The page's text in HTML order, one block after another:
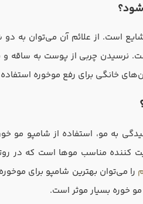
است. از علائم آن می‌توان به
نرسیدن چربی از پوست به ساقه
خانگی برای رفع موخوره
به مو، استفاده از شامپو
مناسب موها است که در
را می‌توان بهترین شامپو برای
خوره بسیار موثر است.